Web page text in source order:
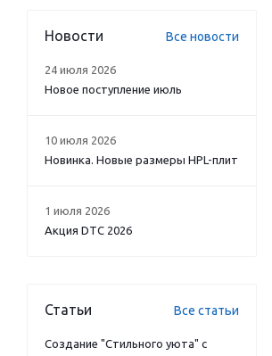
Новости Все новости
24 июля 2026
Новое поступление июль
10 июля 2026
Новинка. Новые размеры HPL-плит
1 июля 2026
Акция DTC 2026
Статьи Все статьи
Создание "Стильного уюта" с